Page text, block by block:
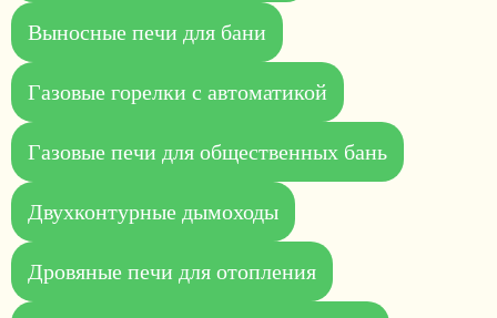
Выносные печи для бани
Газовые горелки с автоматикой
Газовые печи для общественных бань
Двухконтурные дымоходы
Дровяные печи для отопления